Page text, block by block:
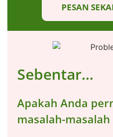
PESAN
Sebentar...
Apakah Anda
masalah-